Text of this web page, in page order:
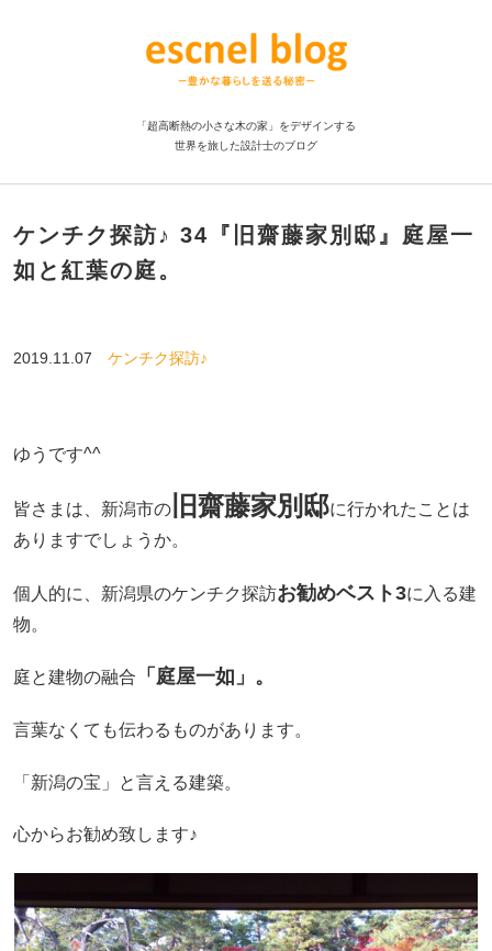
「超高断熱の小さな木の家」をデザインする
世界を旅した設計士のブログ
ケンチク探訪♪ 34『旧齋藤家別邸』庭屋一
如と紅葉の庭。
2019.11.07 ケンチク探訪♪
ゆうです^^
皆さまは、新潟市の旧齋藤家別邸に行かれたことは
ありますでしょうか。
個人的に、新潟県のケンチク探訪お勧めベスト3に入る建
物。
庭と建物の融合 「庭屋一如」。
言葉なくても伝わるものがあります。
「新潟の宝」と言える建築。
心からお勧め致します♪